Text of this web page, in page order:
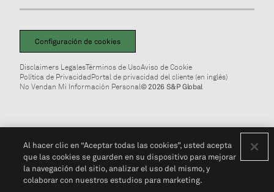
Configuración de cookies
Disclaimers LegalesTérminos de UsoAviso de Cookie
Política de PrivacidadPortal de privacidad del cliente (en inglés)
No Vendan Mi Información Personal© 2026 S&P Global
Al hacer clic en “Aceptar todas las cookies”, usted acepta
que las cookies se guarden en su dispositivo para mejorar
la navegación del sitio, analizar el uso del mismo, y
colaborar con nuestros estudios para marketing.